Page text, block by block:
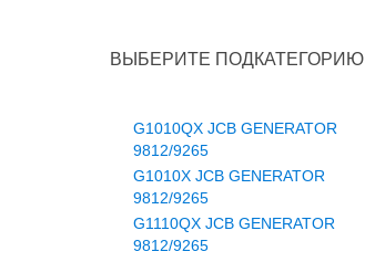
ВЫБЕРИТЕ ПОДКАТЕГОРИЮ
G1010QX JCB GENERATOR
9812/9265
G1010X JCB GENERATOR
9812/9265
G1110QX JCB GENERATOR
9812/9265